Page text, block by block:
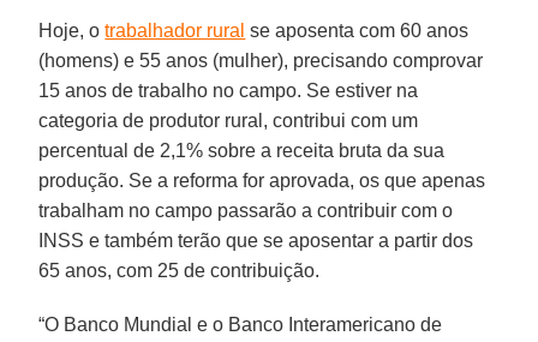
Hoje, otrabalhador rural se aposenta com 60 anos
(homens) e 55 anos (mulher), precisando comprovar
15 anos de trabalho no campo. Se estiver na
categoria de produtor rural, contribui com um
percentual de 2,1% sobre a receita bruta da sua
produção. Se a reforma for aprovada, os que apenas
trabalham no campo passarão a contribuir com o
INSS e também terão que se aposentar a partir dos
65 anos, com 25 de contribuição.
“O Banco Mundial e o Banco Interamericano de